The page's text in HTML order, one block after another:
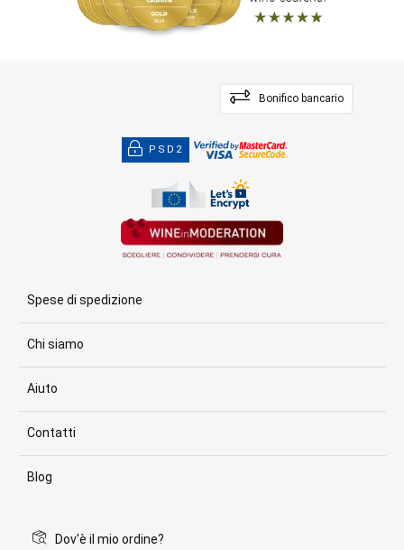
Bonifico bancario
PSD2
Spese di spedizione
Chi siamo
Aiuto
Contatti
Blog
Dov'è il mio ordine?